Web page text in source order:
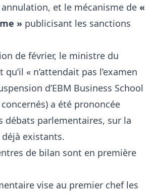
annulation, et le mécanisme de «
» publicisant les sanctions
de février, le ministre du
« n’attendait pas l’examen
d’EBM Business School
a été prononcée
débats parlementaires, sur la
existants.
de bilan sont en première
vise au premier chef les